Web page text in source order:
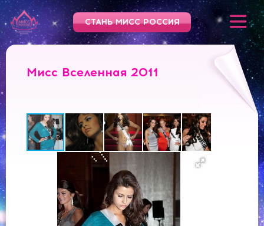
СТАНЬ МИСС РОССИЯ
Мисс Вселенная 2011